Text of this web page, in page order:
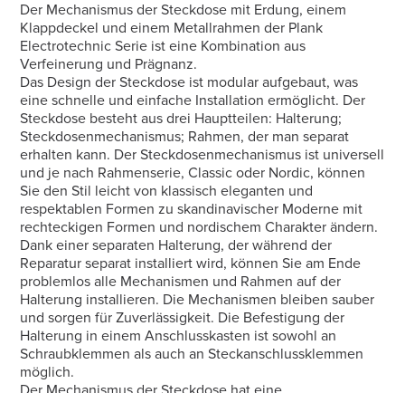
Der Mechanismus der Steckdose mit Erdung, einem
Klappdeckel und einem Metallrahmen der Plank
Electrotechnic Serie ist eine Kombination aus
Verfeinerung und Prägnanz.
Das Design der Steckdose ist modular aufgebaut, was
eine schnelle und einfache Installation ermöglicht. Der
Steckdose besteht aus drei Hauptteilen: Halterung;
Steckdosenmechanismus; Rahmen, der man separat
erhalten kann. Der Steckdosenmechanismus ist universell
und je nach Rahmenserie, Classic oder Nordic, können
Sie den Stil leicht von klassisch eleganten und
respektablen Formen zu skandinavischer Moderne mit
rechteckigen Formen und nordischem Charakter ändern.
Dank einer separaten Halterung, der während der
Reparatur separat installiert wird, können Sie am Ende
problemlos alle Mechanismen und Rahmen auf der
Halterung installieren. Die Mechanismen bleiben sauber
und sorgen für Zuverlässigkeit. Die Befestigung der
Halterung in einem Anschlusskasten ist sowohl an
Schraubklemmen als auch an Steckanschlussklemmen
möglich.